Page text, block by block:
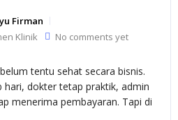
Firman
Klinik No comments yet
tentu sehat secara bisnis.
hari, dokter tetap praktik, admin
menerima pembayaran. Tapi di